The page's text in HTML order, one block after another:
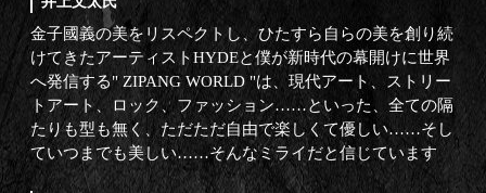
金子國義の美をリスペクトし、ひたすら自らの美を創り続
けてきたアーティストHYDEと僕が新時代の幕開けに世界
へ発信する" ZIPANG WORLD "は、現代アート、ストリー
トアート、ロック、ファッション……といった、全ての隔
たりも型も無く、ただただ自由で楽しくて優しい……そし
ていつまでも美しい……そんなミライだと信じています